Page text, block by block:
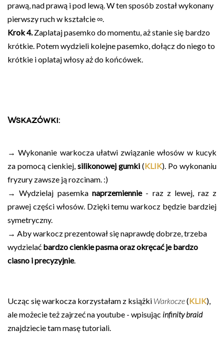
prawą, nad prawą i pod lewą. W ten sposób został wykonany
pierwszy ruch w kształcie ∞.
Krok 4.Zaplataj pasemko do momentu, aż stanie się bardzo
krótkie. Potem wydzieli kolejne pasemko, dołącz do niego to
krótkie i oplataj włosy aż do końcówek.
Wskazówki:
→ Wykonanie warkocza ułatwi związanie włosów w kucyk
za pomocą cienkiej, silikonowej gumki (KLIK). Po wykonaniu
fryzury zawsze ją rozcinam. :)
→ Wydzielaj pasemka naprzemiennie- raz z lewej, raz z
prawej części włosów. Dzięki temu warkocz będzie bardziej
symetryczny.
→ Aby warkocz prezentował się naprawdę dobrze, trzeba
wydzielać bardzo cienkie pasma oraz okręcać je bardzo
ciasno i precyzyjnie.
Ucząc się warkocza korzystałam z książki Warkocze(KLIK),
ale możecie też zajrzeć na youtube - wpisując infinity braid
znajdziecie tam masę tutoriali.